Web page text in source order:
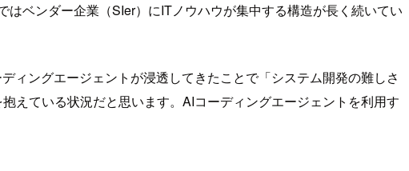
はベンダー企業（SIer）にITノウハウが集中する構造が長く続いてい
ィングエージェントが浸透してきたことで「システム開発の難しさ
えている状況だと思います。AIコーディングエージェントを利用す